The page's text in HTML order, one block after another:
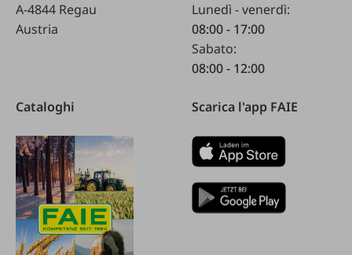
A-4844 Regau
Austria
Lunedì - venerdì:
08:00 - 17:00
Sabato:
08:00 - 12:00
Cataloghi Scarica l'app FAIE